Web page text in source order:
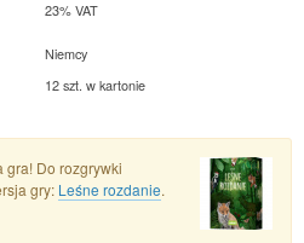
23% VAT
Niemcy
12 szt. w kartonie
gra! Do rozgrywki
gry: Leśne rozdanie.